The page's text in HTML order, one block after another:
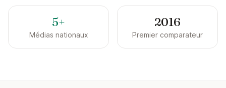
5+
Médias nationaux
2016
Premier comparateur